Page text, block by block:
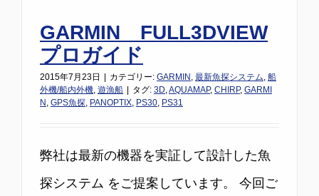
GARMIN FULL3DVIEW
プロガイド
2015年7月23日 カテゴリー: GARMIN , 最新魚探システム, 船
外機/船内外機, 遊漁船 タグ: 3D,AQUAMAP, CHIRP, GARMI
N , GPS魚探, PANOPTIX, PS30, PS31
弊社は最新の機器を実証して設計した魚
探システム をご提案しています。 今回ご